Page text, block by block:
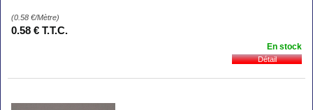
(0.58 €/Mètre)
0.58 € T.T.C.
En stock